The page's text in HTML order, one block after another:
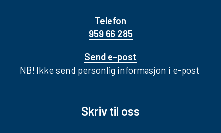
Telefon
959 66 285
Send e-post
NB! Ikke send personlig informasjon i e-post
Skriv til oss